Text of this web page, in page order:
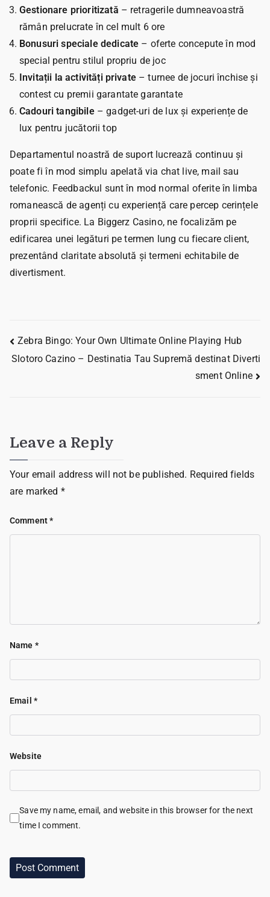
Gestionare prioritizată – retragerile dumneavoastră
rămân prelucrate în cel mult 6 ore
Bonusuri speciale dedicate – oferte concepute în mod
special pentru stilul propriu de joc
Invitații la activități private– turnee de jocuri închise și
contest cu premii garantate garantate
Cadouri tangibile– gadget-uri de lux și experiențe de
lux pentru jucătorii top
Departamentul noastră de suport lucrează continuu și
poate fi în mod simplu apelată via chat live, mail sau
telefonic. Feedbackul sunt în mod normal oferite în limba
romanească de agenți cu experiență care percep cerințele
proprii specifice. La Biggerz Casino, ne focalizăm pe
edificarea unei legături pe termen lung cu fiecare client,
prezentând claritate absolută și termeni echitabile de
divertisment.
Zebra Bingo: Your Own Ultimate Online Playing Hub
Slotoro Cazino – Destinatia Tau Supremă destinat Diverti
sment Online
Leave a Reply
Your email address will not be published. Required fields
are marked *
Comment*
Name *
Email *
Website
Save my name, email, and website in this browser for the next
time I comment.